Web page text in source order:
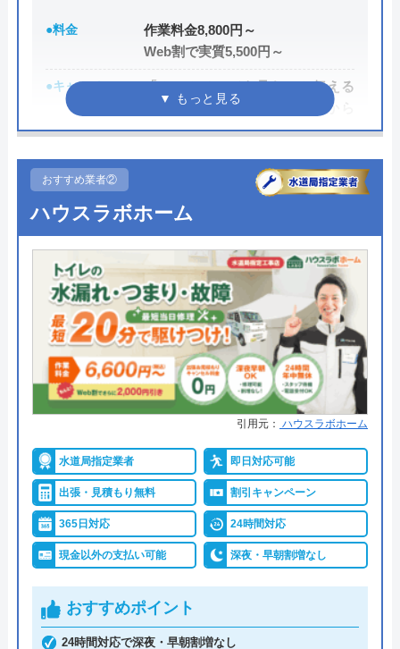
●料金
作業料金8,800円～
Web割で実質5,500円～
●キャンペーン
「ホームページを見た」と伝える
だけで、WEB割で作業料金から
3,000円割引！
●駆けつけ時間 最短20分
●定休日 年中無休
●出張見積もり 出張・見積もり無料
●支払い方法
現金、銀行振込、モバイル、後払
い決済、クレジットカード
●累計実績
年間25万件、累計500万件の修理交
換実績
●保証・保険
工事保証12年・商品保証10年(最
詳細は公式HPでご確認ください
イースマイルがおすすめの理由
イースマイルは対応する自治体で適切な工事ができ
ると認められている水道局指定業者です。
土日祝日・深夜早朝含む24時間365日、いつ相談し
おすすめ業者②
ハウスラボホーム
引用元： ハウスラボホーム
水道局指定業者 即日対応可能
出張・見積もり無料 割引キャンペーン
365日対応 24時間対応
現金以外の支払い可能 深夜・早朝割増なし
おすすめポイント
24時間対応で深夜・早朝割増なし